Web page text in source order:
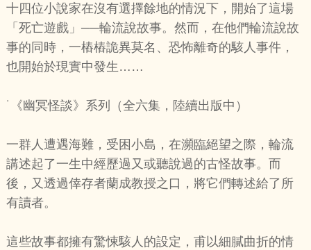
十四位小說家在沒有選擇餘地的情況下，開始了這場
「死亡遊戲」──輪流說故事。然而，在他們輪流說故
事的同時，一樁樁詭異莫名、恐怖離奇的駭人事件，
也開始於現實中發生……
˙《幽冥怪談》系列（全六集，陸續出版中）
一群人遭遇海難，受困小島，在瀕臨絕望之際，輪流
講述起了一生中經歷過又或聽說過的古怪故事。而
後，又透過倖存者蘭成教授之口，將它們轉述給了所
有讀者。
這些故事都擁有驚悚駭人的設定，甫以細膩曲折的情